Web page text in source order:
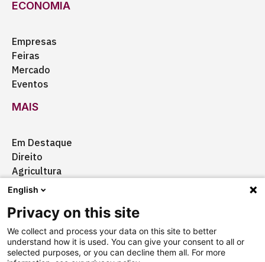
ECONOMIA
Empresas
Feiras
Mercado
Eventos
MAIS
Em Destaque
Direito
Agricultura
Certificação
Aquisições
English
Privacy on this site
We collect and process your data on this site to better
understand how it is used. You can give your consent to all or
selected purposes, or you can decline them all. For more